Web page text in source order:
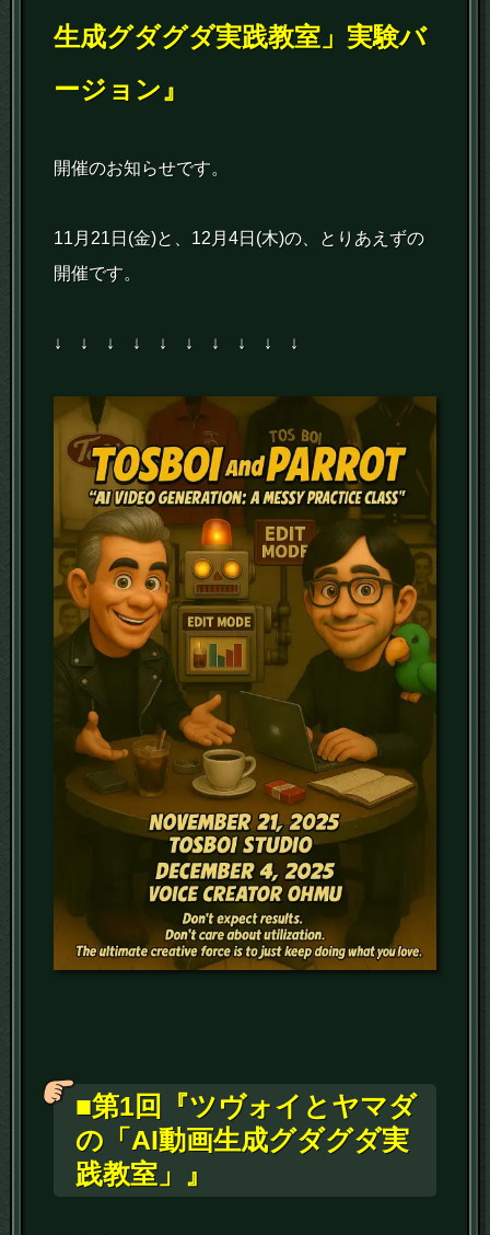
生成グダグダ実践教室」実験バ
ージョン』
開催のお知らせです。
11月21日(金)と、12月4日(木)の、とりあえずの
開催です。
↓ ↓ ↓ ↓ ↓ ↓ ↓ ↓ ↓ ↓
■第1回
『ツヴォイとヤマダ
の「AI動画生成グダグダ実
践教室」』